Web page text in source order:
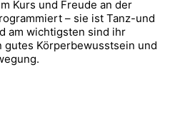
Kurs und Freude an der
– sie ist Tanz-und
am wichtigsten sind ihr
gutes Körperbewusstsein und